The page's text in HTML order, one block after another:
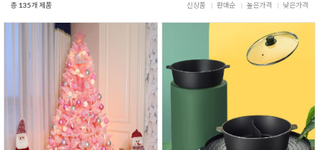
총 135개 제품 신상품 판매순 높은가격 낮은가격